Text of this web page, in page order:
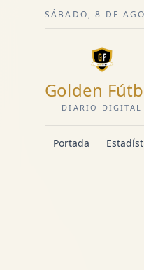
SÁBADO, 8 DE
Golden
DIARIO DIGITAL
Portada